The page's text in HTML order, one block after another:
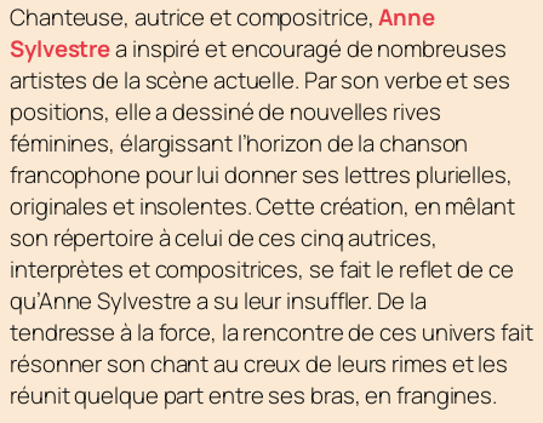
Chanteuse, autrice et compositrice,Anne
Sylvestrea inspiré et encouragé de nombreuses
artistes de la scène actuelle. Par son verbe et ses
positions, elle a dessiné de nouvelles rives
féminines, élargissant l’horizon de la chanson
francophone pour lui donner ses lettres plurielles,
originales et insolentes. Cette création, en mêlant
son répertoire à celui de ces cinq autrices,
interprètes et compositrices, se fait le reflet de ce
qu’Anne Sylvestre a su leur insuffler. De la
tendresse à la force, la rencontre de ces univers fait
résonner son chant au creux de leurs rimes et les
réunit quelque part entre ses bras, en frangines.